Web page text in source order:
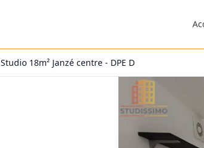
Studio 18m² Janzé centre - DPE D